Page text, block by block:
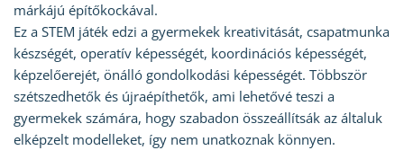
márkájú építőkockával.
Ez a STEM játék edzi a gyermekek kreativitását, csapatmunka
készségét, operatív képességét, koordinációs képességét,
képzelőerejét, önálló gondolkodási képességét. Többször
szétszedhetők és újraépíthetők, ami lehetővé teszi a
gyermekek számára, hogy szabadon összeállítsák az általuk
elképzelt modelleket, így nem unatkoznak könnyen.